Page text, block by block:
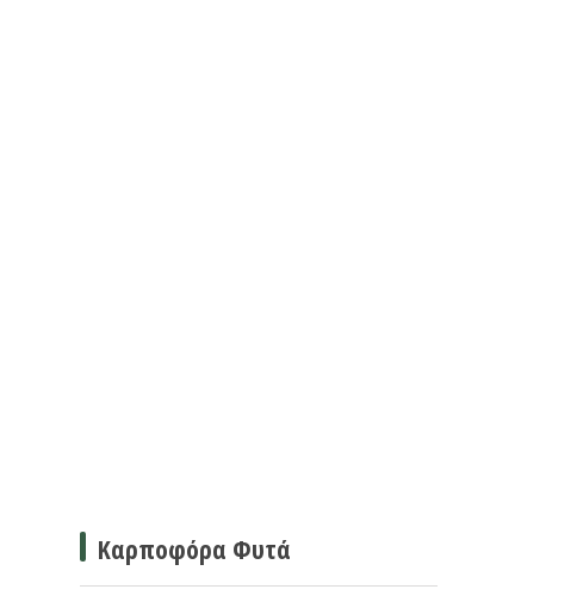
Καρποφόρα Φυτά